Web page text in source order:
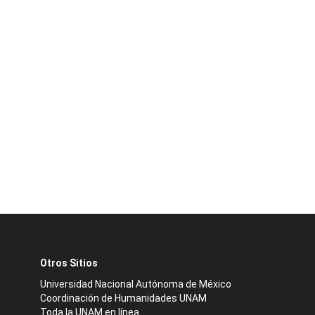
Otros Sitios
Universidad Nacional Autónoma de México
Coordinación de Humanidades UNAM
Toda la UNAM en línea